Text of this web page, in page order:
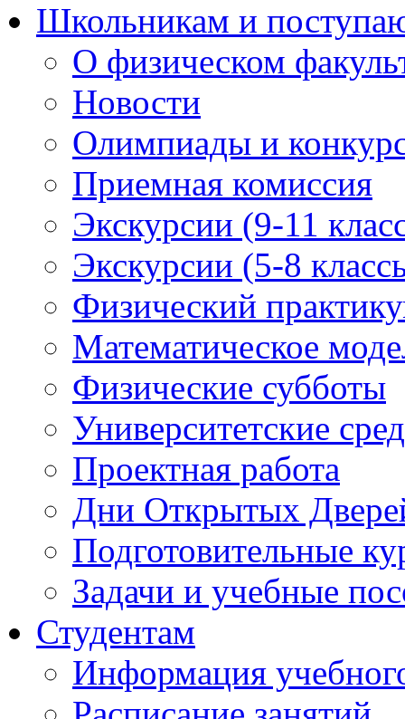
Школьникам и
О физическом
Новости
Олимпиады и
Приемная комиссия
Экскурсии (9-11
Экскурсии (5-8
Физический
Математическое
Физические субботы
Университетские
Проектная работа
Дни Открытых
Подготовительные
Задачи и учебные
Студентам
Информация